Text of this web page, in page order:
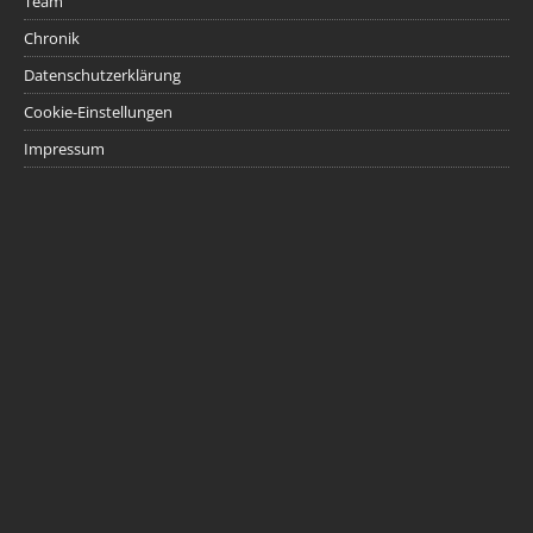
Chronik
Datenschutzerklärung
Cookie-Einstellungen
Impressum